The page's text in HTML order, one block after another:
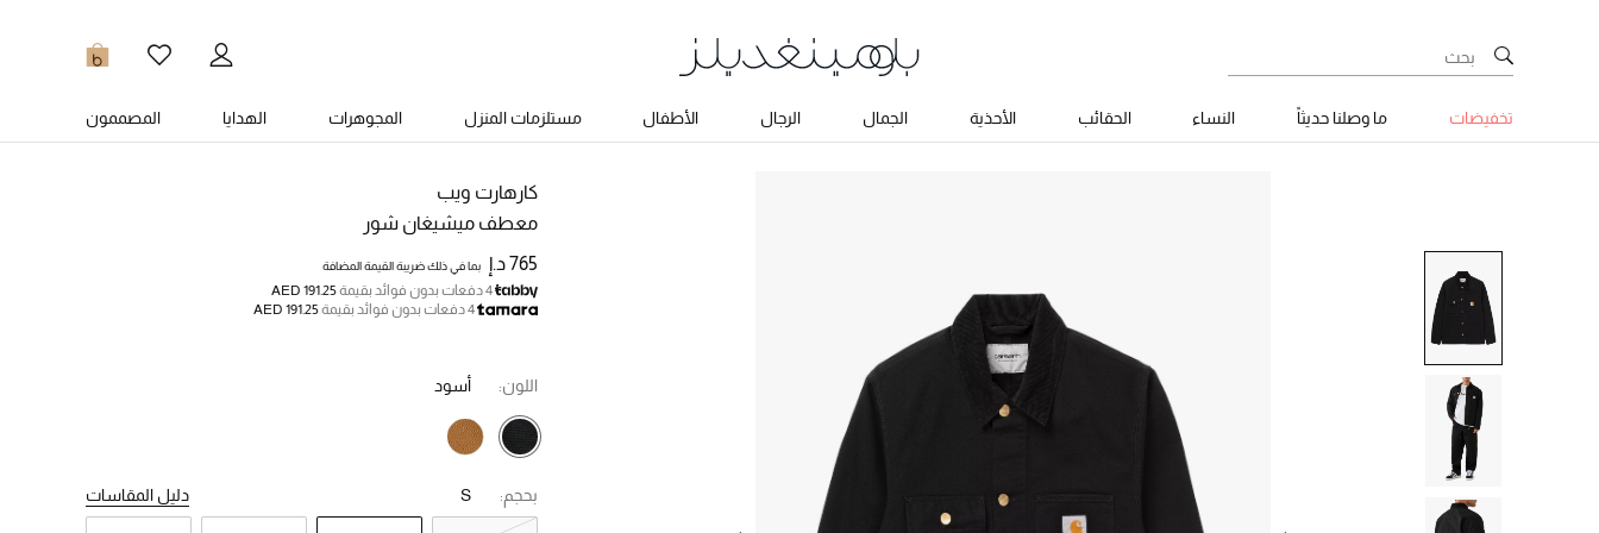
0
تخفيضات ما وصلنا حديثاً النساء الحقائب الأحذية الجمال الرجال الأطفال مستلزمات المنزل المجوهرات الهدايا المصممون
كارهارت ويب
معطف ميشيغان شور
765 د.إ
بما في ذلك ضريبة القيمة المضافة
4 دفعات بدون فوائد بقيمة
AED 191.25
4 دفعات بدون فوائد بقيمة
AED 191.25
اللون: أسود
بحجم: S دليل المقاسات